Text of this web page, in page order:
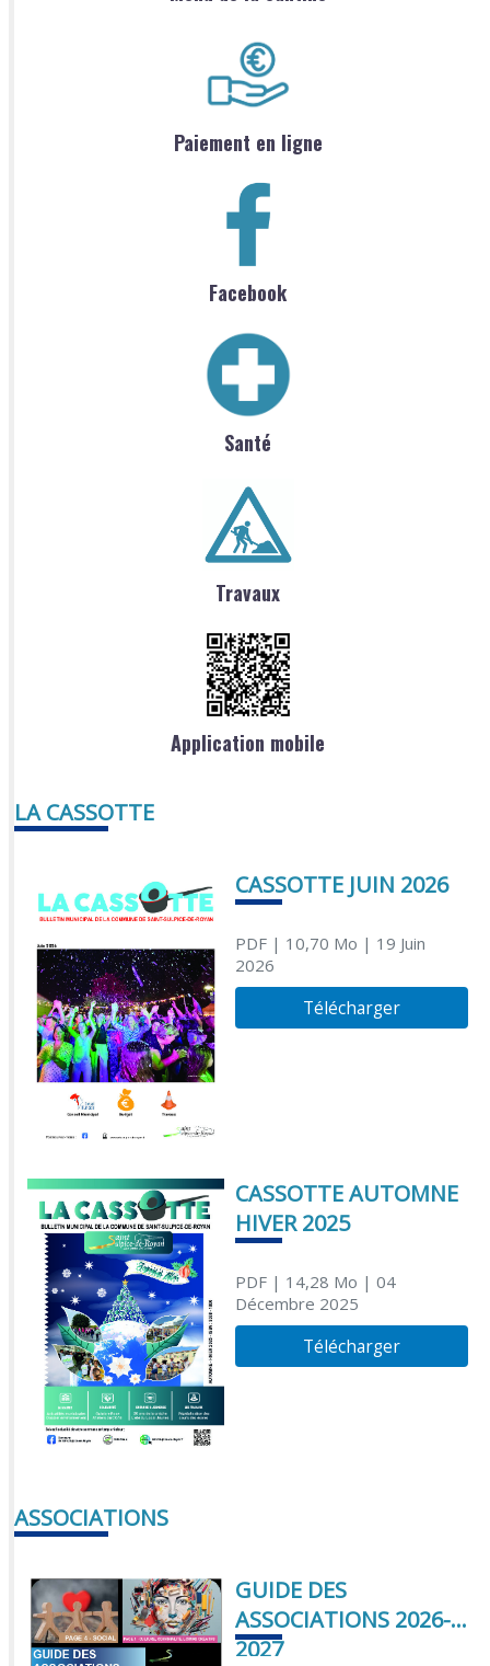
Paiement en ligne
Facebook
Santé
Travaux
Application mobile
LA CASSOTTE
CASSOTTE JUIN 2026
PDF| 10,70 Mo | 19 Juin
2026
Télécharger
CASSOTTE AUTOMNE
HIVER 2025
PDF| 14,28 Mo | 04
Décembre 2025
Télécharger
ASSOCIATIONS
GUIDE DES
ASSOCIATIONS 2026-
2027